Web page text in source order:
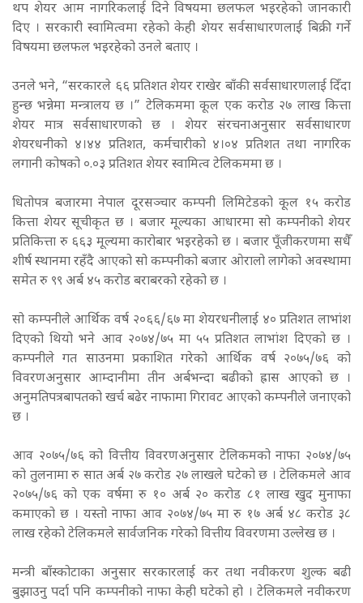
थप शेयर आम नागरिकलाई दिने विषयमा छलफल भइरहेको जानकारी
दिए । सरकारी स्वामित्वमा रहेको केही शेयर सर्वसाधारणलाई बिक्री गर्ने
विषयमा छलफल भइरहेको उनले बताए ।
उनले भने, “सरकारले ६६ प्रतिशत शेयर राखेर बाँकी सर्वसाधारणलाई दिँदा
हुन्छ भन्नेमा मन्त्रालय छ ।” टेलिकममा कूल एक करोड २७ लाख कित्ता
शेयर मात्र सर्वसाधारणको छ । शेयर संरचनाअनुसार सर्वसाधारण
शेयरधनीको ४।४४ प्रतिशत, कर्मचारीको ४।०४ प्रतिशत तथा नागरिक
लगानी कोषको ०.०३ प्रतिशत शेयर स्वामित्व टेलिकममा छ ।
धितोपत्र बजारमा नेपाल दूरसञ्चार कम्पनी लिमिटेडको कूल १५ करोड
कित्ता शेयर सूचीकृत छ । बजार मूल्यका आधारमा सो कम्पनीको शेयर
प्रतिकित्ता रु ६६३ मूल्यमा कारोबार भइरहेको छ । बजार पूँजीकरणमा सधैँ
शीर्ष स्थानमा रहँदै आएको सो कम्पनीको बजार ओरालो लागेको अवस्थामा
समेत रु ९९ अर्ब ४५ करोड बराबरको रहेको छ ।
सो कम्पनीले आर्थिक वर्ष २०६६/६७ मा शेयरधनीलाई ४० प्रतिशत लाभांश
दिएको थियो भने आव २०७४/७५ मा ५५ प्रतिशत लाभांश दिएको छ ।
कम्पनीले गत साउनमा प्रकाशित गरेको आर्थिक वर्ष २०७५/७६ को
विवरणअनुसार आम्दानीमा तीन अर्बभन्दा बढीको ह्रास आएको छ ।
अनुमतिपत्रबापतको खर्च बढेर नाफामा गिरावट आएको कम्पनीले जनाएको
छ ।
आव २०७५/७६ को वित्तीय विवरणअनुसार टेलिकमको नाफा २०७४/७५
को तुलनामा रु सात अर्ब २७ करोड २७ लाखले घटेको छ । टेलिकमले आव
२०७५/७६ को एक वर्षमा रु १० अर्ब २० करोड ८१ लाख खुद मुनाफा
कमाएको छ । यस्तो नाफा आव २०७४/७५ मा रु १७ अर्ब ४८ करोड ३८
लाख रहेको टेलिकमले सार्वजनिक गरेको वित्तीय विवरणमा उल्लेख छ ।
मन्त्री बाँस्कोटाका अनुसार सरकारलाई कर तथा नवीकरण शुल्क बढी
बुझाउनु पर्दा पनि कम्पनीको नाफा केही घटेको हो । टेलिकमले नवीकरण